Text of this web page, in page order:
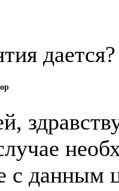
дается?
с данным